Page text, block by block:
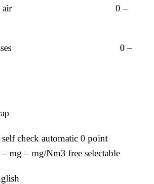
/excess air 0 –
/ Losses 0 –
check automatic 0 point
mg – mg/Nm3 free selectable